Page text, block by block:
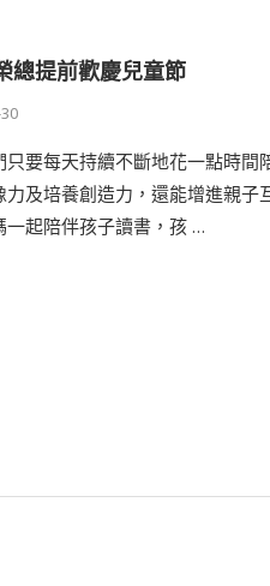
總提前歡慶兒童節
要每天持續不斷地花一點時間
及培養創造力，還能增進親子
起陪伴孩子讀書，孩 …